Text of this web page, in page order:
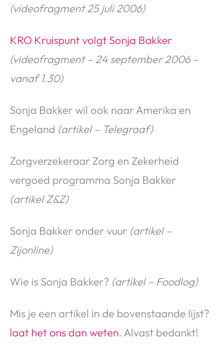
(videofragment 25 juli 2006)
KRO Kruispunt volgt Sonja Bakker
(videofragment – 24 september 2006 –
vanaf 1.30)
Sonja Bakker wil ook naar Amerika en
Engeland (artikel – Telegraaf)
Zorgverzekeraar Zorg en Zekerheid
vergoed programma Sonja Bakker
(artikel Z&Z)
Sonja Bakker onder vuur (artikel –
Zijonline)
Wie is Sonja Bakker? (artikel – Foodlog)
Mis je een artikel in de bovenstaande lijst?
laat het ons dan weten. Alvast bedankt!